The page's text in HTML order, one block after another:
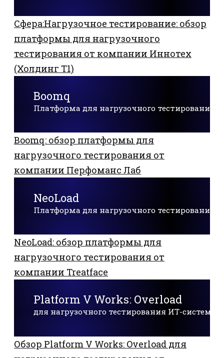
Сфера:Нагрузочное тестирование: обзор
платформы для нагрузочного
тестирования от компании Иннотех
(Холдинг Т1)
Boomq
Платформа для нагрузочного тестирования
Boomq: обзор платформы для
нагрузочного тестирования от
компании Перфоманс Лаб
NeoLoad
Платформа для нагрузочного тестирования
NeoLoad: обзор платформы для
нагрузочного тестирования от
компании Treatface
Platform V Works: Overload
для нагрузочного тестирования ИТ-систем
Обзор Platform V Works: Overload для